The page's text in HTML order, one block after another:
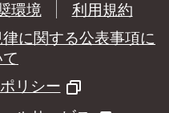
環境
利用規約
に関する公表事項に
リシー